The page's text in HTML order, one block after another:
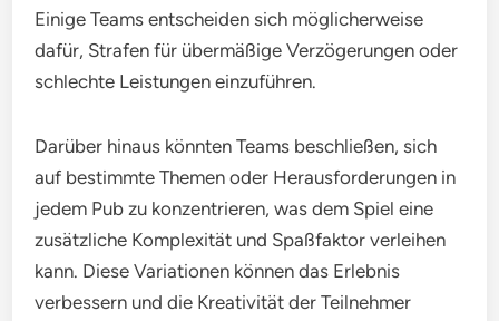
Einige Teams entscheiden sich möglicherweise
dafür, Strafen für übermäßige Verzögerungen oder
schlechte Leistungen einzuführen.
Darüber hinaus könnten Teams beschließen, sich
auf bestimmte Themen oder Herausforderungen in
jedem Pub zu konzentrieren, was dem Spiel eine
zusätzliche Komplexität und Spaßfaktor verleihen
kann. Diese Variationen können das Erlebnis
verbessern und die Kreativität der Teilnehmer